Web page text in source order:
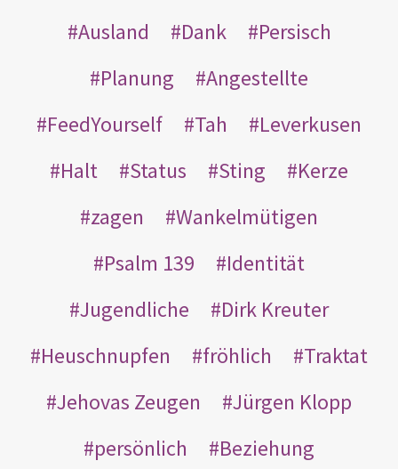
Ausland
Dank
Persisch
Planung
Angestellte
FeedYourself
Tah
Leverkusen
Halt
Status Sting
Kerze
zagen
Wankelmütigen
Psalm 139
Identität
Jugendliche
Dirk Kreuter
Heuschnupfen
fröhlich
Traktat
Jehovas Zeugen
Jürgen Klopp
persönlich
Beziehung